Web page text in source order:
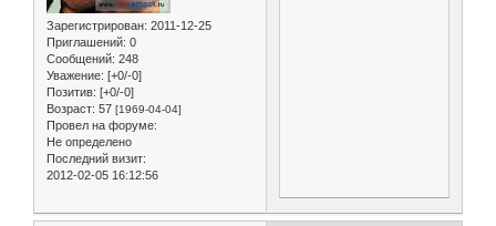
Зарегистрирован: 2011-12-25
Приглашений: 0
Сообщений: 248
Уважение: [+0/-0]
Позитив: [+0/-0]
Возраст: 57 [1969-04-04]
Провел на форуме:
Не определено
Последний визит:
2012-02-05 16:12:56